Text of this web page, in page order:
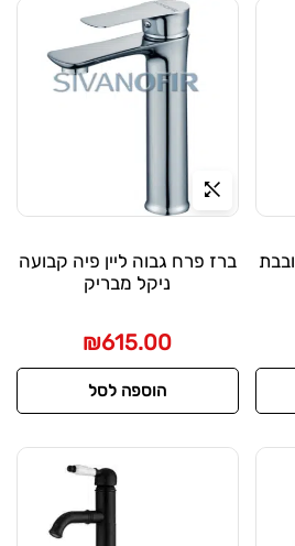
ברז פרח גבוה ליין פיה קבועה
ניקל מבריק
₪615.00
הוספה לסל